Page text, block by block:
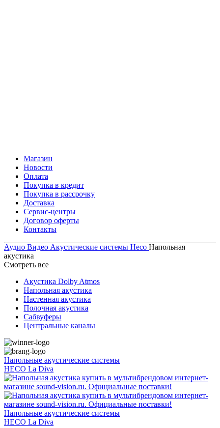
Магазин
Новости
Оплата
Покупка в кредит
Покупка в рассрочку
Доставка
Сервис-центры
Договор оферты
Контакты
Аудио Видео Акустические системы Heco Напольная
акустика
Смотреть все
Акустика Dolby Atmos
Напольная акустика
Настенная акустика
Полочная акустика
Сабвуферы
Центральные каналы
Напольные акустические системы
HECO La Diva
Напольные акустические системы
HECO La Diva